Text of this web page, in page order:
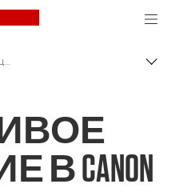
Canon Logo, back to
Устойчивое развитие и инициативы
ВCANON